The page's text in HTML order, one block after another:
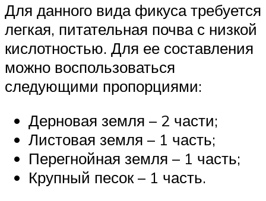
Для данного вида фикуса требуется
легкая, питательная почва с низкой
кислотностью. Для ее составления
можно воспользоваться
следующими пропорциями:
Дерновая земля – 2 части;
Листовая земля – 1 часть;
Перегнойная земля – 1 часть;
Крупный песок – 1 часть.